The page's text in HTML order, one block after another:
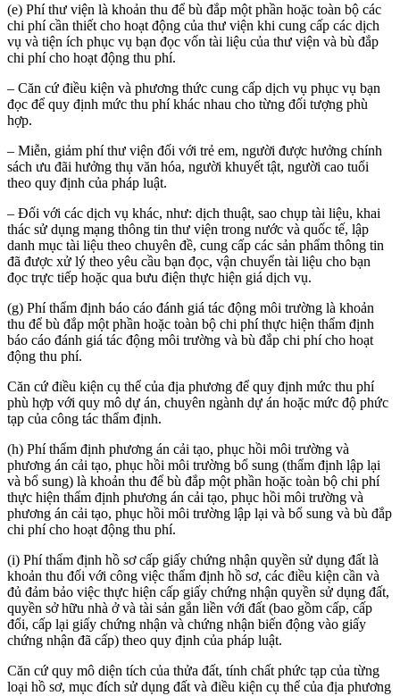
(e) Phí thư viện là khoản thu để bù đắp một phần hoặc toàn bộ các
chi phí cần thiết cho hoạt động của thư viện khi cung cấp các dịch
vụ và tiện ích phục vụ bạn đọc vốn tài liệu của thư viện và bù đắp
chi phí cho hoạt động thu phí.
– Căn cứ điều kiện và phương thức cung cấp dịch vụ phục vụ bạn
đọc để quy định mức thu phí khác nhau cho từng đối tượng phù
hợp.
– Miễn, giảm phí thư viện đối với trẻ em, người được hưởng chính
sách ưu đãi hưởng thụ văn hóa, người khuyết tật, người cao tuổi
theo quy định của pháp luật.
– Đối với các dịch vụ khác, như: dịch thuật, sao chụp tài liệu, khai
thác sử dụng mạng thông tin thư viện trong nước và quốc tế, lập
danh mục tài liệu theo chuyên đề, cung cấp các sản phẩm thông tin
đã được xử lý theo yêu cầu bạn đọc, vận chuyển tài liệu cho bạn
đọc trực tiếp hoặc qua bưu điện thực hiện giá dịch vụ.
(g) Phí thẩm định báo cáo đánh giá tác động môi trường là khoản
thu để bù đắp một phần hoặc toàn bộ chi phí thực hiện thẩm định
báo cáo đánh giá tác động môi trường và bù đắp chi phí cho hoạt
động thu phí.
Căn cứ điều kiện cụ thể của địa phương để quy định mức thu phí
phù hợp với quy mô dự án, chuyên ngành dự án hoặc mức độ phức
tạp của công tác thẩm định.
(h) Phí thẩm định phương án cải tạo, phục hồi môi trường và
phương án cải tạo, phục hồi môi trường bổ sung (thẩm định lập lại
và bổ sung) là khoản thu để bù đắp một phần hoặc toàn bộ chi phí
thực hiện thẩm định phương án cải tạo, phục hồi môi trường và
phương án cải tạo, phục hồi môi trường lập lại và bổ sung và bù đắp
chi phí cho hoạt động thu phí.
(i) Phí thẩm định hồ sơ cấp giấy chứng nhận quyền sử dụng đất là
khoản thu đối với công việc thẩm định hồ sơ, các điều kiện cần và
đủ đảm bảo việc thực hiện cấp giấy chứng nhận quyền sử dụng đất,
quyền sở hữu nhà ở và tài sản gắn liền với đất (bao gồm cấp, cấp
đổi, cấp lại giấy chứng nhận và chứng nhận biến động vào giấy
chứng nhận đã cấp) theo quy định của pháp luật.
Căn cứ quy mô diện tích của thửa đất, tính chất phức tạp của từng
loại hồ sơ, mục đích sử dụng đất và điều kiện cụ thể của địa phương